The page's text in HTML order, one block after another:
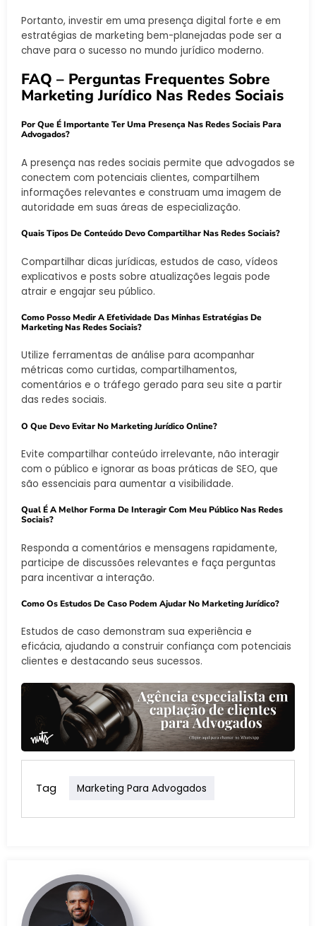
Portanto, investir em uma presença digital forte e em
estratégias de marketing bem-planejadas pode ser a
chave para o sucesso no mundo jurídico moderno.
FAQ – Perguntas Frequentes Sobre
Marketing Jurídico Nas Redes Sociais
Por Que É Importante Ter Uma Presença Nas Redes Sociais Para
Advogados?
A presença nas redes sociais permite que advogados se
conectem com potenciais clientes, compartilhem
informações relevantes e construam uma imagem de
autoridade em suas áreas de especialização.
Quais Tipos De Conteúdo Devo Compartilhar Nas Redes Sociais?
Compartilhar dicas jurídicas, estudos de caso, vídeos
explicativos e posts sobre atualizações legais pode
atrair e engajar seu público.
Como Posso Medir A Efetividade Das Minhas Estratégias De
Marketing Nas Redes Sociais?
Utilize ferramentas de análise para acompanhar
métricas como curtidas, compartilhamentos,
comentários e o tráfego gerado para seu site a partir
das redes sociais.
O Que Devo Evitar No Marketing Jurídico Online?
Evite compartilhar conteúdo irrelevante, não interagir
com o público e ignorar as boas práticas de SEO, que
são essenciais para aumentar a visibilidade.
Qual É A Melhor Forma De Interagir Com Meu Público Nas Redes
Sociais?
Responda a comentários e mensagens rapidamente,
participe de discussões relevantes e faça perguntas
para incentivar a interação.
Como Os Estudos De Caso Podem Ajudar No Marketing Jurídico?
Estudos de caso demonstram sua experiência e
eficácia, ajudando a construir confiança com potenciais
clientes e destacando seus sucessos.
Tag Marketing Para Advogados